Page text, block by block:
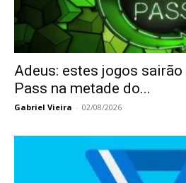
Adeus: estes jogos sairão
Pass na metade do...
Gabriel Vieira - 02/08/2026